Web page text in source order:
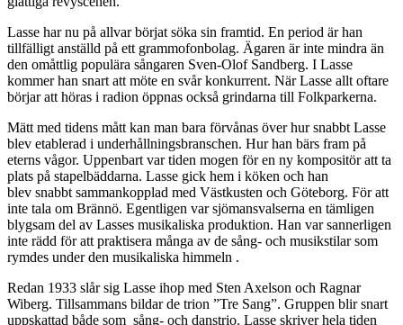
Lasse har nu på allvar börjat söka sin framtid. En period är han
tillfälligt anställd på ett grammofonbolag. Ägaren är inte mindra än
den omåttlig populära sångaren Sven-Olof Sandberg. I Lasse
kommer han snart att möte en svår konkurrent. När Lasse allt oftare
börjar att höras i radion öppnas också grindarna till Folkparkerna.
Mätt med tidens mått kan man bara förvånas över hur snabbt Lasse
blev etablerad i underhållningsbranschen. Hur han bärs fram på
eterns vågor. Uppenbart var tiden mogen för en ny kompositör att ta
plats på stapelbäddarna. Lasse gick hem i köken och han
blev snabbt sammankopplad med Västkusten och Göteborg. För att
inte tala om Brännö. Egentligen var sjömansvalserna en tämligen
blygsam del av Lasses musikaliska produktion. Han var sannerligen
inte rädd för att praktisera många av de sång- och musikstilar som
rymdes under den musikaliska himmeln .
Redan 1933 slår sig Lasse ihop med Sten Axelson och Ragnar
Wiberg. Tillsammans bildar de trion ”Tre Sang”. Gruppen blir snart
uppskattad både som sång- och danstrio. Lasse skriver hela tiden